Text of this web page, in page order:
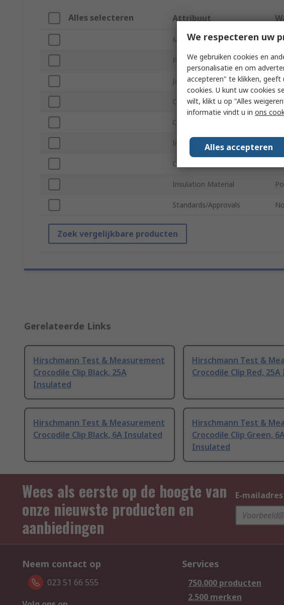
Alles selecteren Attribuut
Merk
Product Type
Jaw Opening
Contact Material
Current
Insulated
Colour
Insulation Material
Standards/Approvals No
Zoek vergelijkbare producten
Gerelateerde Links
Hirschmann Test & Measurement
Crocodile Clip Black, 25A
Insulated
Hirschmann Test &
Crocodile Clip Red,
Hirschmann Test & Measurement
Crocodile Clip Black, 6A Insulated
Hirschmann Test &
Crocodile Clip Green,
Insulated
Wees als eerste op de hoogte van
onze nieuwste producten en
aanbiedingen
E-mailadres
Neem contact op
023 51 66 555
Services
750.000 producten
2.500 merken
We respecteren uw
We gebruiken cookies en
personalisatie en om
accepteren" te klikken,
cookies. U kunt uw cookies
wilt, klikt u op "Alles
informatie vindt u in ons
Alles accepteren